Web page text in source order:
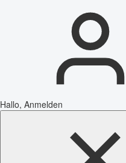
Hallo, Anmelden